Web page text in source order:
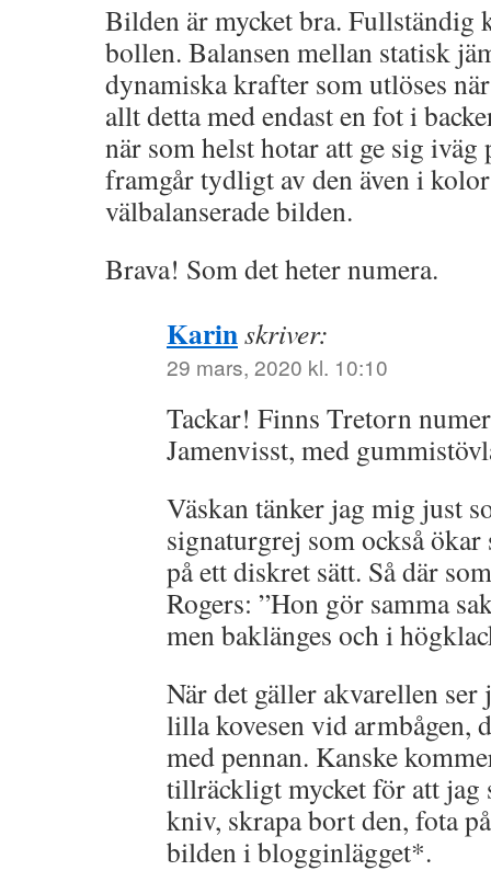
Bilden är mycket bra. Fullständig
bollen. Balansen mellan statisk
dynamiska krafter som utlöses
allt detta med endast en fot i
när som helst hotar att ge sig iväg
framgår tydligt av den även i
välbalanserade bilden.
Brava! Som det heter numera.
Karinskriver:
29 mars, 2020 kl. 10:10
Tackar! Finns Tretorn
Jamenvisst, med
Väskan tänker jag mig just
signaturgrej som också
på ett diskret sätt. Så där
Rogers: ”Hon gör samma
men baklänges och i
När det gäller akvarellen ser
lilla kovesen vid armbågen,
med pennan. Kanske
tillräckligt mycket för att jag
kniv, skrapa bort den, fota
bilden i blogginlägget*.